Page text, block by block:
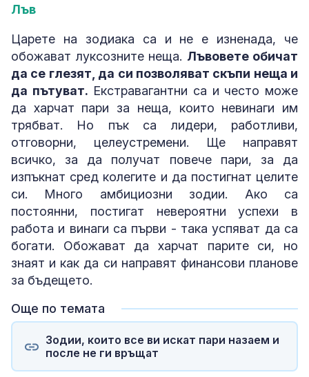
Лъв
Царете на зодиака са и не е изненада, че
обожават луксозните неща. Лъвовете обичат
да се глезят, да си позволяват скъпи неща и
да пътуват. Екстравагантни са и често може
да харчат пари за неща, които невинаги им
трябват. Но пък са лидери, работливи,
отговорни, целеустремени. Ще направят
всичко, за да получат повече пари, за да
изпъкнат сред колегите и да постигнат целите
си. Много амбициозни зодии. Ако са
постоянни, постигат невероятни успехи в
работа и винаги са първи - така успяват да са
богати. Обожават да харчат парите си, но
знаят и как да си направят финансови планове
за бъдещето.
Още по темата
Зодии, които все ви искат пари назаем и
после не ги връщат